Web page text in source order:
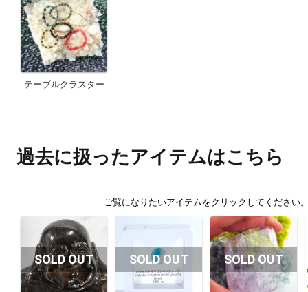
テーブルクラスター
過去に扱ったアイテムはこちら